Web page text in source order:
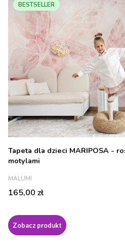
BESTSELLER
Tapeta dla dzieci MARIPOSA -
motylami
PRODUCENT
MALUMI
Cena
165,00 zł
Zobacz produkt